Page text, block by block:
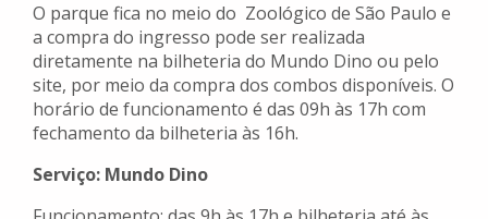
O parque fica no meio do Zoológico de São Paulo e
a compra do ingresso pode ser realizada
diretamente na bilheteria do Mundo Dino ou pelo
site, por meio da compra dos combos disponíveis. O
horário de funcionamento é das 09h às 17h com
fechamento da bilheteria às 16h.
Serviço: Mundo Dino